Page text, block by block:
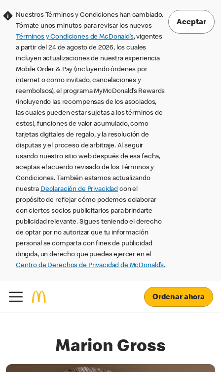
Nuestros Términos y Condiciones han cambiado.
Tómate unos minutos para revisar los nuevos
Términos y Condiciones de McDonald’s, vigentes
a partir del 24 de agosto de 2026, los cuales
incluyen actualizaciones de nuestra experiencia
Mobile Order & Pay (incluyendo órdenes por
internet o como invitado, cancelaciones y
reembolsos), el programa MyMcDonald’s Rewards
(incluyendo las recompensas de los asociados,
las cuales pueden estar sujetas a los términos de
estos), funciones de valor acumulado, como
tarjetas digitales de regalo, y la resolución de
disputas y el proceso de arbitraje. Al seguir
usando nuestro sitio web después de esa fecha,
aceptas el acuerdo revisado de los Términos y
Condiciones. También estamos actualizando
nuestra Declaración de Privacidad con el
propósito de reflejar cómo podemos colaborar
con ciertos socios publicitarios para brindarte
publicidad relevante. Sigues teniendo el derecho
de optar por no autorizar que tu información
personal se comparta con fines de publicidad
dirigida, un derecho que puedes ejercer en el
Centro de Derechos de Privacidad de McDonald’s.
Aceptar
Ordenar ahora
Marion Gross